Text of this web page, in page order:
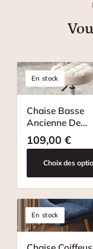
En stock
Chaise Basse
Ancienne De
Coiffeuse
109,00 €
Choix des
En stock